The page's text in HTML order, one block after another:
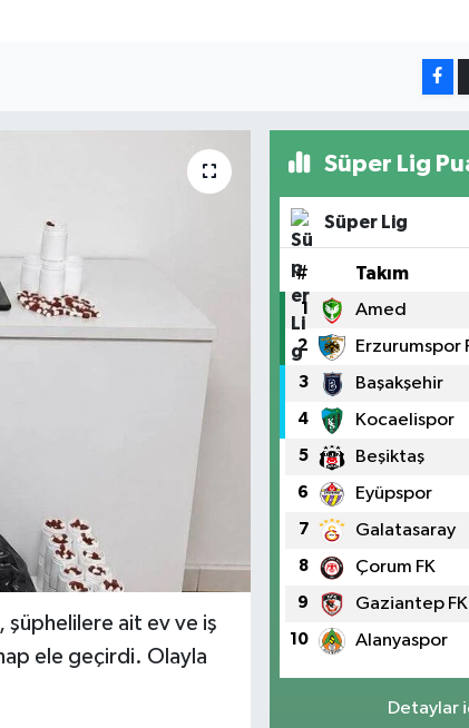
ait ev ve iş
ele geçirdi. Olayla
Süper Lig
Süper Lig
# Takım
1 Amed
2 Erzurumspor
3 Başakşehir
4 Kocaelispor
5 Beşiktaş
6 Eyüpspor
7 Galatasaray
8 Çorum FK
9 Gaziantep FK
10 Alanyaspor
Detaylar